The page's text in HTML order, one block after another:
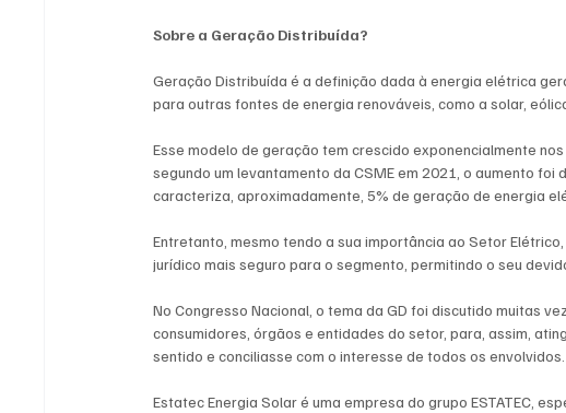
Sobre a Geração Distribuída?
Geração Distribuída é a definição dada à energia elétrica
para outras fontes de energia renováveis, como a solar,
Esse modelo de geração tem crescido exponencialmente
segundo um levantamento da CSME em 2021, o aumento
caracteriza, aproximadamente, 5% de geração de energia
Entretanto, mesmo tendo a sua importância ao Setor
jurídico mais seguro para o segmento, permitindo o seu
No Congresso Nacional, o tema da GD foi discutido muitas
consumidores, órgãos e entidades do setor, para, assim,
sentido e conciliasse com o interesse de todos os
Estatec Energia Solar é uma empresa do grupo ESTATEC,